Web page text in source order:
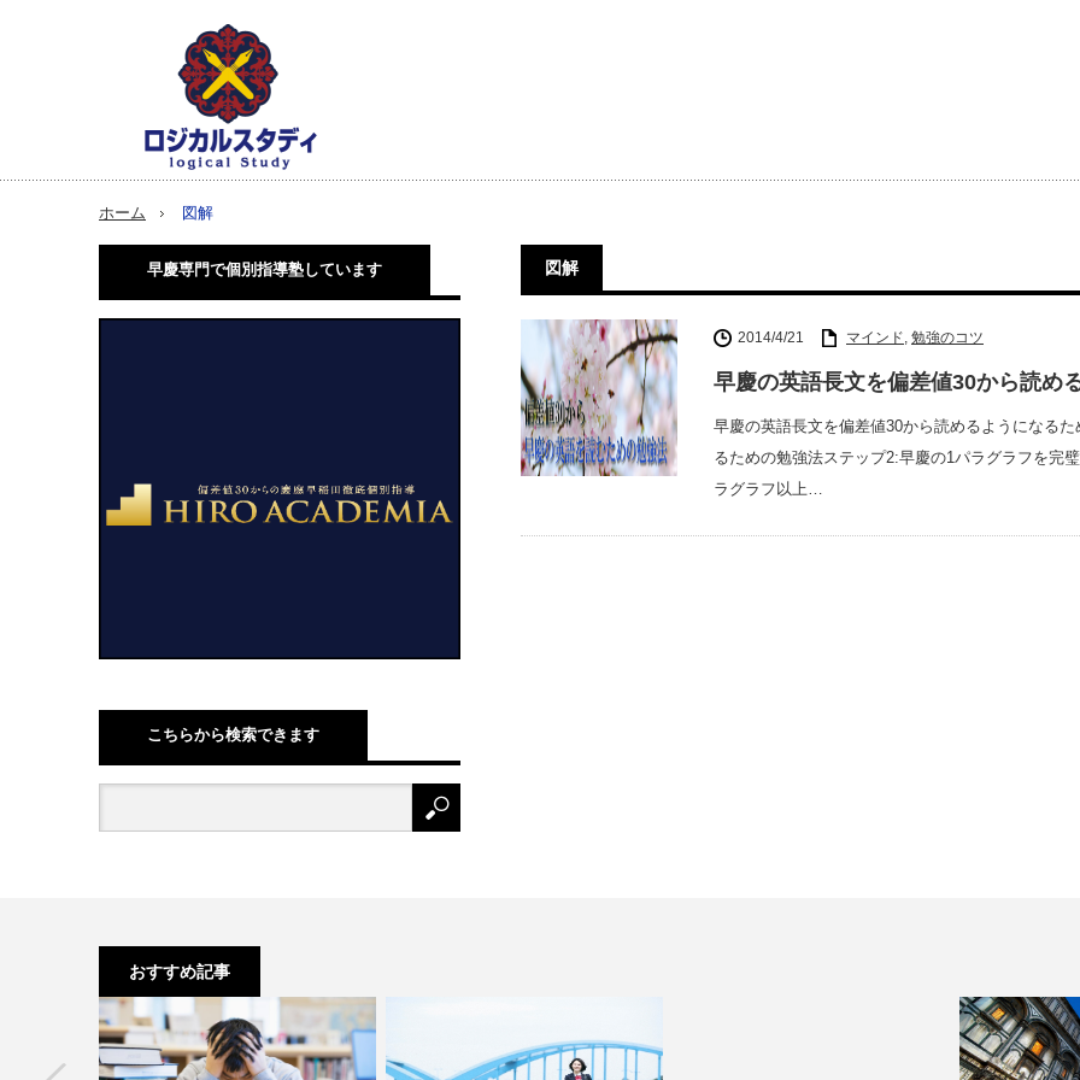
ホーム 図解
図解
2014/4/21 マインド, 勉強のコツ
早慶の英語長文を偏差値30から読め
早慶の英語長文を偏差値30から読めるようになる
るための勉強法ステップ2:早慶の1パラグラフを完
ラグラフ以上…
早慶専門で個別指導塾しています
こちらから検索できます
おすすめ記事